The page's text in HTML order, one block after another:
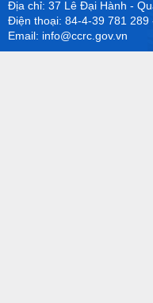
Địa chỉ: 37 Lê Đại Hành -
Điện thoại: 84-4-39 781
Email: info@ccrc.gov.vn